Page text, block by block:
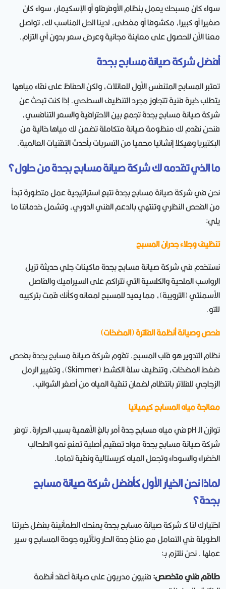
سواء كان مسبحك يعمل بنظام الأوفرفلو أو الإسكيمار، سواء كان
صغيرا أو كبيرا، مكشوفا أو مغطى، لدينا الحل المناسب لك، تواصل
معنا الآن للحصول على معاينة مجانية وعرض سعر بدون أي التزام.
أفضل شركة صيانة مسابح بجدة
تعتبر المسابح المتنفس الأول للعائلات، ولكن الحفاظ على نقاء مياهها
يتطلب خبرة فنية تتجاوز مجرد التنظيف السطحي. إذا كنت تبحث عن
شركة صيانة مسابح بجدة تجمع بين الاحترافية والسعر التنافسي،
فنحن نقدم لك منظومة صيانة متكاملة تضمن لك مياها خالية من
البكتيريا وهيكلا إنشائيا محميا من التسربات بأحدث التقنيات العالمية.
ما الذي تقدمه لك شركة صيانة مسابح بجدة من حلول؟
نحن في شركة صيانة مسابح بجدة نتبع استراتيجية عمل متطورة تبدأ
من الفحص النظري وتنتهي بالدعم الفني الدوري، وتشمل خدماتنا ما
يلي:
تنظيف وجلاء جدران المسبح
نستخدم في شركة صيانة مسابح بجدة ماكينات جلي حديثة تزيل
الرواسب الملحية والكلسية التي تتراكم على السيراميك والفاصل
الأسمنتي (الترويبة)، مما يعيد للمسبح لمعانه وكأنك قمت بتركيبه
للتو.
فحص وصيانة أنظمة الفلترة (المضخات)
نظام التدوير هو قلب المسبح. تقوم شركة صيانة مسابح بجدة بفحص
ضغط المضخات، وتنظيف سلة الكشط (Skimmer)، وتغيير الرمل
الزجاجي للفلاتر بانتظام لضمان تنقية المياه من أصغر الشوائب.
معالجة مياه المسابح كيميائيا
توازن الـ pH في مياه مسابح جدة أمر بالغ الأهمية بسبب الحرارة. توفر
شركة صيانة مسابح بجدة مواد تعقيم أصلية تمنع نمو الطحالب
الخضراء والسوداء وتجعل المياه كريستالية ونقية تماما.
لماذا نحن الخيار الأول كأفضل شركة صيانة مسابح
بجدة؟
اختيارك لنا كـ شركة صيانة مسابح بجدة يمنحك الطمأنينة بفضل خبرتنا
الطويلة في التعامل مع مناخ جدة الحار وتأثيره جودة المسابح و سير
عملها . نحن نلتزم بـ:
طاقم فني متخصص:فنيون مدربون على صيانة أعقد أنظمة